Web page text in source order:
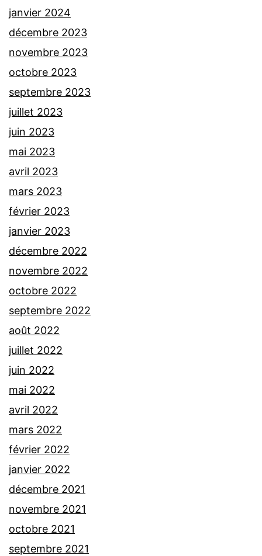
janvier 2024
décembre 2023
novembre 2023
octobre 2023
septembre 2023
juillet 2023
juin 2023
mai 2023
avril 2023
mars 2023
février 2023
janvier 2023
décembre 2022
novembre 2022
octobre 2022
septembre 2022
août 2022
juillet 2022
juin 2022
mai 2022
avril 2022
mars 2022
février 2022
janvier 2022
décembre 2021
novembre 2021
octobre 2021
septembre 2021